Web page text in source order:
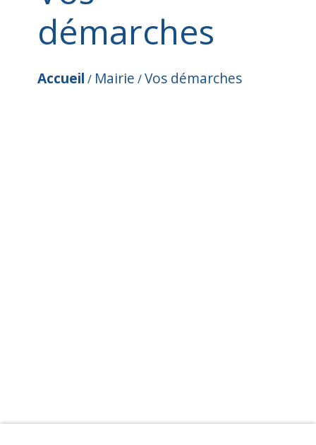
démarches
Accueil / Mairie /Vos démarches